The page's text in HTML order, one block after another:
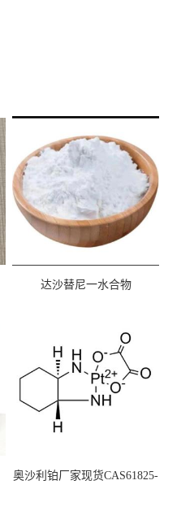
达沙替尼一水合物
奥沙利铂厂家现货CAS61825-